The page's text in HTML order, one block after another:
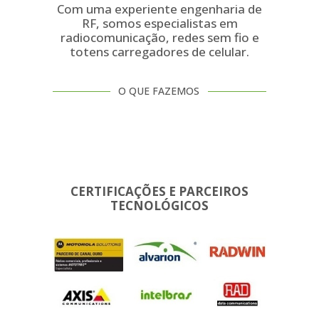
Com uma experiente engenharia de
RF, somos especialistas em
radiocomunicação, redes sem fio e
totens carregadores de celular.
O QUE FAZEMOS
CERTIFICAÇÕES E PARCEIROS
TECNOLÓGICOS